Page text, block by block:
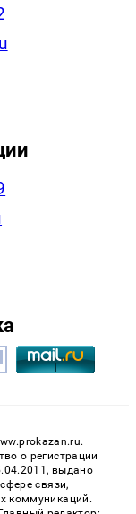
о регистрации
выдано
связи,
коммуникаций.